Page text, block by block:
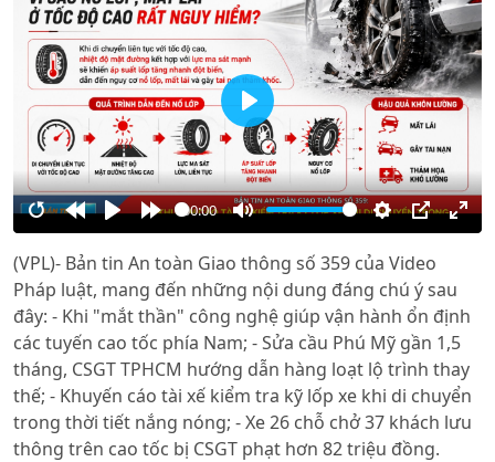
RestartRewind
10s
PlayForward
10s
00:00
Mute Settings
PIP
Play
(VPL)- Bản tin An toàn Giao thông số 359 của Video
Pháp luật, mang đến những nội dung đáng chú ý sau
đây: - Khi "mắt thần" công nghệ giúp vận hành ổn định
các tuyến cao tốc phía Nam; - Sửa cầu Phú Mỹ gần 1,5
tháng, CSGT TPHCM hướng dẫn hàng loạt lộ trình thay
thế; - Khuyến cáo tài xế kiểm tra kỹ lốp xe khi di chuyển
trong thời tiết nắng nóng; - Xe 26 chỗ chở 37 khách lưu
thông trên cao tốc bị CSGT phạt hơn 82 triệu đồng.